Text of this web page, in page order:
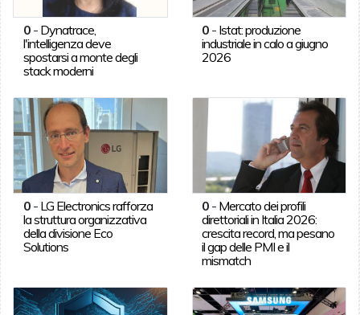
0- Dynatrace,
l'intelligenza deve
spostarsi a monte degli
stack moderni
0 - Istat: produzione
industriale in calo a giugno
2026
0- LG Electronics rafforza
la struttura organizzativa
della divisione Eco
Solutions
0 - Mercato dei profili
direttoriali in Italia 2026:
crescita record, ma pesano
il gap delle PMI e il
mismatch